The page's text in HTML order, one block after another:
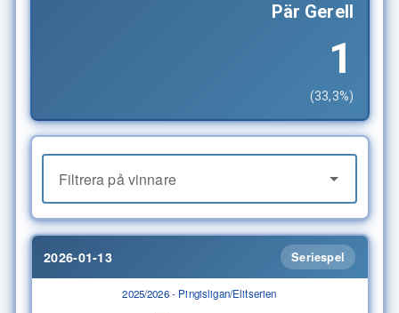
Pär Gerell
1
(33,3%)
Filtrera på vinnare
2026-01-13 Seriespel
2025/2026 - Pingisligan/Elitserien